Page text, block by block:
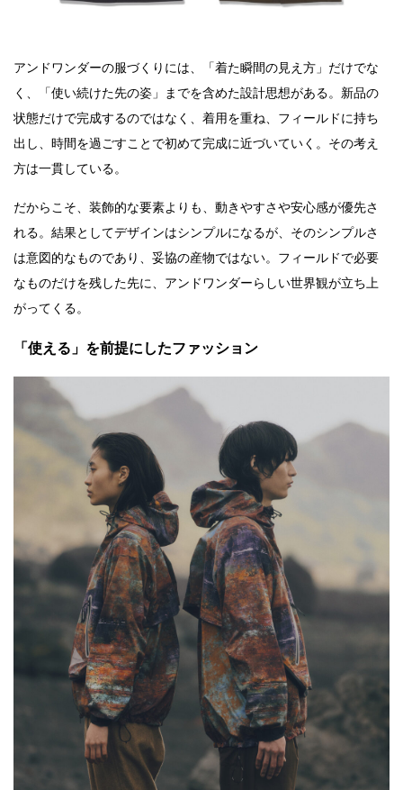
アンドワンダーの服づくりには、「着た瞬間の見え方」だけでな
く、「使い続けた先の姿」までを含めた設計思想がある。新品の
状態だけで完成するのではなく、着用を重ね、フィールドに持ち
出し、時間を過ごすことで初めて完成に近づいていく。その考え
方は一貫している。
だからこそ、装飾的な要素よりも、動きやすさや安心感が優先さ
れる。結果としてデザインはシンプルになるが、そのシンプルさ
は意図的なものであり、妥協の産物ではない。フィールドで必要
なものだけを残した先に、アンドワンダーらしい世界観が立ち上
がってくる。
「使える」を前提にしたファッション